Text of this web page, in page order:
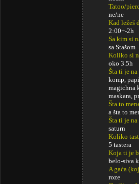
Tatoo/
ne/ne
Kad ležeš
2:00+-2h
Sa kim si
sa Stašom
Koliko si
oko 3.5h
Šta ti je
komp,
magichna
maskara,
Šta to
a šta to
Šta ti je
saturn
Koliko
5 tastera
Koja ti je
belo-siva
A gaća
roze